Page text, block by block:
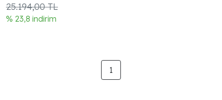
25.194,00 TL
% 23,8 indirim
1